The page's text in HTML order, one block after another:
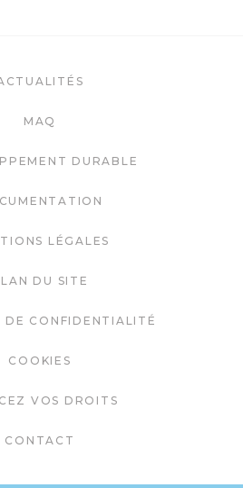
MAQ
DURABLE
LÉGALES
DU SITE
DE CONFIDENTIALITÉ
COOKIES
VOS DROITS
CONTACT